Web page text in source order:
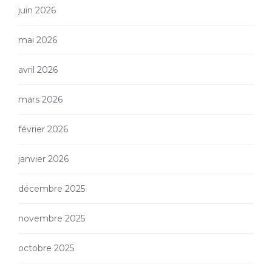
juin 2026
mai 2026
avril 2026
mars 2026
février 2026
janvier 2026
décembre 2025
novembre 2025
octobre 2025